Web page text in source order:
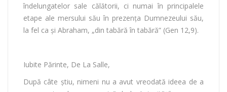
îndelungatelor sale călătorii, ci numai în principalele
etape ale mersului său în prezenţa Dumnezeului său,
la fel ca şi Abraham, „din tabără în tabără” (Gen 12,9).
Iubite Părinte, De La Salle,
După câte ştiu, nimeni nu a avut vreodată ideea de a